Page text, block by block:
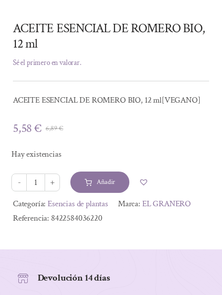
ACEITE ESENCIAL DE ROMERO BIO,
12 ml
Sé el primero en valorar.
ACEITE ESENCIAL DE ROMERO BIO, 12 ml[VEGANO]
6,89€El
era:
6,89 €.
5,58€
El
es:
5,58 €.
Hay existencias
ACEITE
ESENCIAL
DE
ml
Añadir
Alternative:
Categoría:Esencias de plantas Marca: EL GRANERO
Referencia: 8422584036220
Devolución 14 días